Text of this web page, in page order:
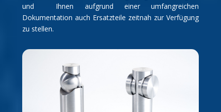
und Ihnen aufgrund einer umfangreichen
Dokumentation auch Ersatzteile zeitnah zur Verfügung
zu stellen.